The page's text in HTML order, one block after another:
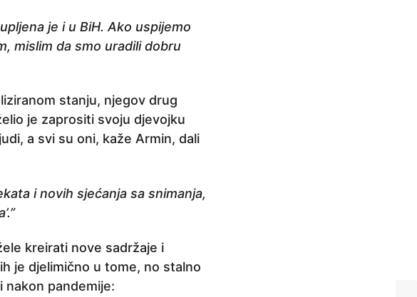
je i u BiH. Ako uspijemo
mislim da smo uradili dobru
stanju, njegov drug
je zaprositi svoju djevojku
a svi su oni, kaže Armin, dali
i novih sjećanja sa snimanja,
kreirati nove sadržaje i
je djelimično u tome, no stalno
nakon pandemije: